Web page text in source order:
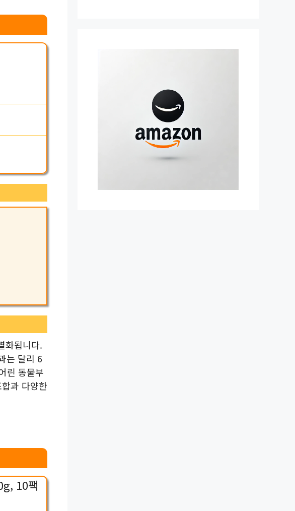
화됩니다.
는 달리 6
린 동물부
과 다양한
10팩